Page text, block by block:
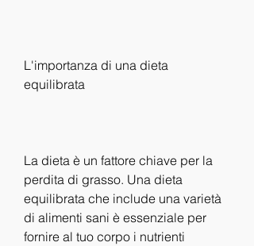
L'importanza di una dieta
equilibrata
La dieta è un fattore chiave per la
perdita di grasso. Una dieta
equilibrata che include una varietà
di alimenti sani è essenziale per
fornire al tuo corpo i nutrienti